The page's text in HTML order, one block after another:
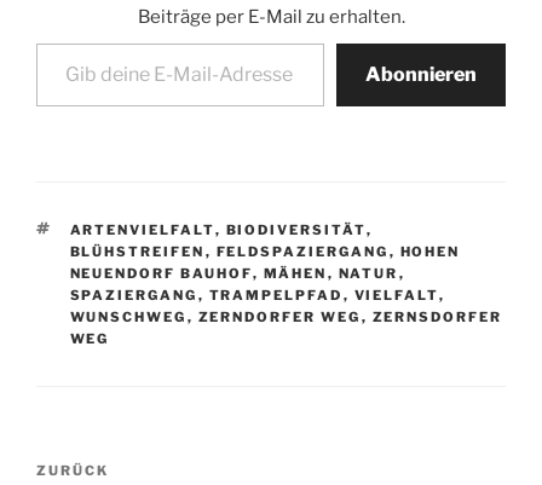
Beiträge per E-Mail zu erhalten.
Gib deine E-Mail-Adresse ein ...
Abonnieren
SCHLAGWÖRTER
ARTENVIELFALT, BIODIVERSITÄT,
BLÜHSTREIFEN , FELDSPAZIERGANG , HOHEN
NEUENDORF BAUHOF, MÄHEN , NATUR ,
SPAZIERGANG , TRAMPELPFAD , VIELFALT,
WUNSCHWEG , ZERNDORFER WEG , ZERNSDORFER
WEG
Beitragsnavigation
Vorheriger
ZURÜCK